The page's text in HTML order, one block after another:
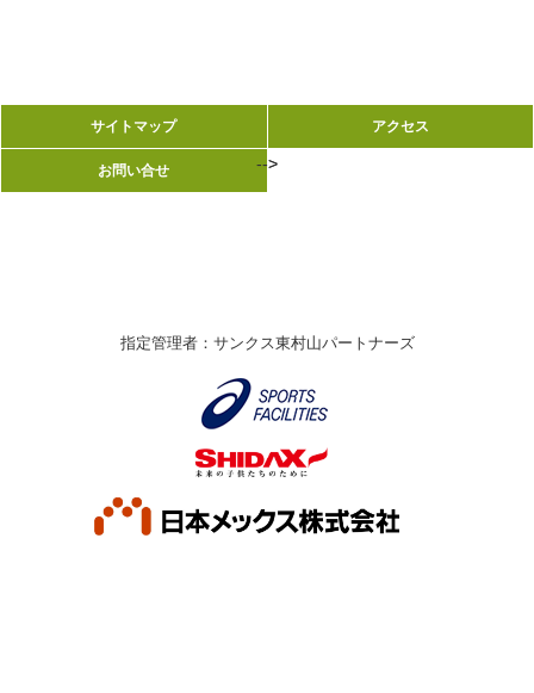
サイトマップ アクセス
お問い合せ -->
サイトマップ アクセス
お問い合せ -->
指定管理者：サンクス東村山パートナーズ